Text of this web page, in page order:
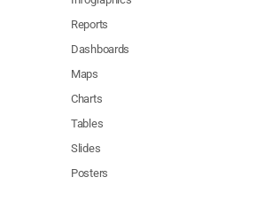
Reports
Dashboards
Maps
Charts
Tables
Slides
Posters